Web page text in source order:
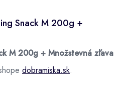
Snack M 200g +
M 200g + Množstevná zľava
dobramiska.sk.